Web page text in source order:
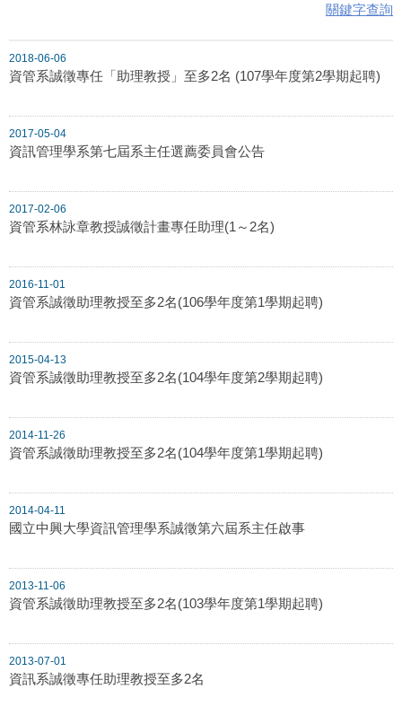
關鍵字查詢
2018-06-06
資管系誠徵專任「助理教授」至多2名 (107學年度第2學期起聘)
2017-05-04
資訊管理學系第七屆系主任選薦委員會公告
2017-02-06
資管系林詠章教授誠徵計畫專任助理(1～2名)
2016-11-01
資管系誠徵助理教授至多2名(106學年度第1學期起聘)
2015-04-13
資管系誠徵助理教授至多2名(104學年度第2學期起聘)
2014-11-26
資管系誠徵助理教授至多2名(104學年度第1學期起聘)
2014-04-11
國立中興大學資訊管理學系誠徵第六屆系主任啟事
2013-11-06
資管系誠徵助理教授至多2名(103學年度第1學期起聘)
2013-07-01
資訊系誠徵專任助理教授至多2名